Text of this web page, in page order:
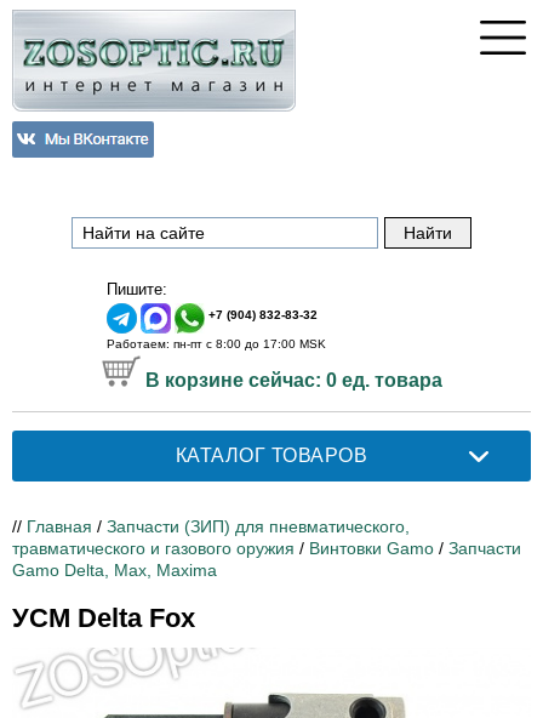
Пишите:
+7 (904) 832-83-32
Работаем: пн-пт с 8:00 до 17:00 MSK
В корзине сейчас: 0ед. товара
КАТАЛОГ ТОВАРОВ
// Главная / Запчасти (ЗИП) для пневматического,
травматического и газового оружия / Винтовки Gamo / Запчасти
Gamo Delta, Max, Maxima
УСМ Delta Fox